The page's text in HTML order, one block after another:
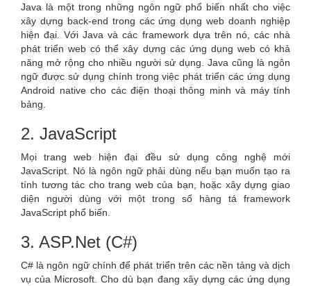
Java là một trong những ngôn ngữ phổ biến nhất cho việc
xây dựng back-end trong các ứng dụng web doanh nghiệp
hiện đại. Với Java và các framework dựa trên nó, các nhà
phát triển web có thể xây dựng các ứng dụng web có khả
năng mở rộng cho nhiều người sử dụng. Java cũng là ngôn
ngữ được sử dụng chính trong việc phát triển các ứng dụng
Android native cho các điện thoại thông minh và máy tính
bảng.
2. JavaScript
Mọi trang web hiện đại đều sử dụng công nghệ mới
JavaScript. Nó là ngôn ngữ phải dùng nếu bạn muốn tạo ra
tính tương tác cho trang web của bạn, hoặc xây dựng giao
diện người dùng với một trong số hàng tá framework
JavaScript phổ biến.
3. ASP.Net (C#)
C# là ngôn ngữ chính để phát triển trên các nền tảng và dịch
vụ của Microsoft. Cho dù bạn đang xây dựng các ứng dụng